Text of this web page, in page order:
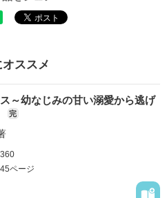
ススメ
～幼なじみの甘い溺愛から逃げ
完
ページ